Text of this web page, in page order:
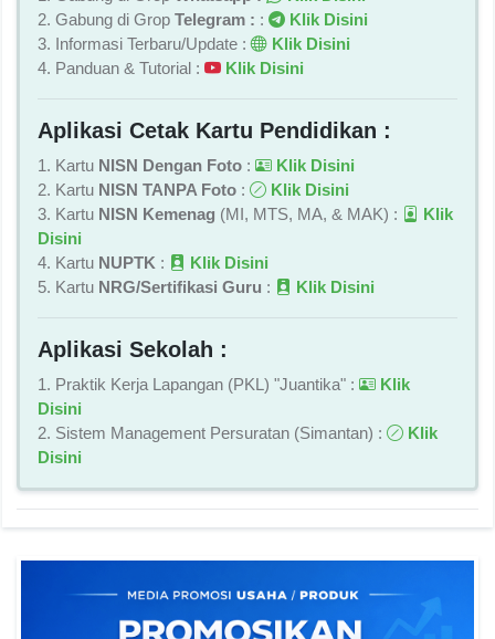
2. Gabung di Grop Telegram : :
Klik Disini
3. Informasi Terbaru/Update :
Klik Disini
4. Panduan & Tutorial :
Klik Disini
Aplikasi Cetak Kartu Pendidikan :
1. Kartu NISN Dengan Foto :
Klik Disini
2. Kartu NISN TANPA Foto :
Klik Disini
3. Kartu NISN Kemenag (MI, MTS, MA, & MAK) :
Klik
Disini
4. Kartu NUPTK :
Klik Disini
5. Kartu NRG/Sertifikasi Guru : Klik Disini
Aplikasi Sekolah :
1. Praktik Kerja Lapangan (PKL) "Juantika" :
Klik
Disini
2. Sistem Management Persuratan (Simantan) :
Klik
Disini